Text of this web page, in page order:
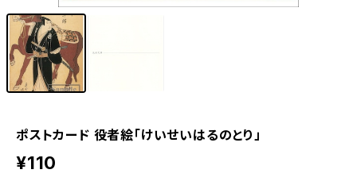
ポストカード 役者絵「けいせいはるのとり」
¥110